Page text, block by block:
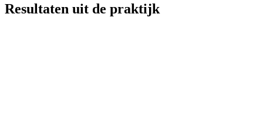
Resultaten uit de praktijk